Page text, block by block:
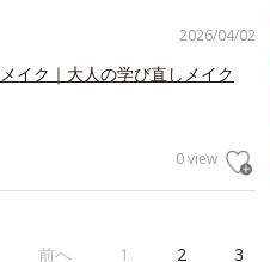
2026/04/02
イク｜大人の学び直しメイク
0 view
前へ 1 2 3